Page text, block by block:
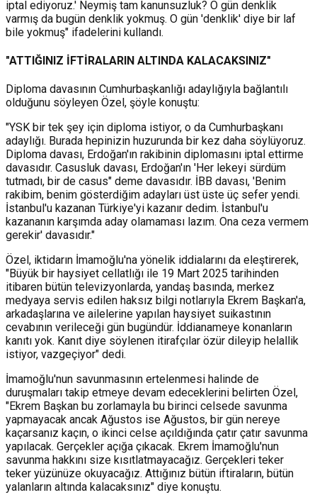
iptal ediyoruz.' Neymiş tam kanunsuzluk? O gün denklik
varmış da bugün denklik yokmuş. O gün 'denklik' diye bir laf
bile yokmuş" ifadelerini kullandı.
"ATTIĞINIZ İFTİRALARIN ALTINDA KALACAKSINIZ"
Diploma davasının Cumhurbaşkanlığı adaylığıyla bağlantılı
olduğunu söyleyen Özel, şöyle konuştu:
"YSK bir tek şey için diploma istiyor, o da Cumhurbaşkanı
adaylığı. Burada hepinizin huzurunda bir kez daha söylüyoruz.
Diploma davası, Erdoğan'ın rakibinin diplomasını iptal ettirme
davasıdır. Casusluk davası, Erdoğan'ın 'Her lekeyi sürdüm
tutmadı, bir de casus" deme davasıdır. İBB davası, 'Benim
rakibim, benim gösterdiğim adayları üst üste üç sefer yendi.
İstanbul'u kazanan Türkiye'yi kazanır dedim. İstanbul'u
kazananın karşımda aday olamaması lazım. Ona ceza vermem
gerekir' davasıdır."
Özel, iktidarın İmamoğlu'na yönelik iddialarını da eleştirerek,
"Büyük bir haysiyet cellatlığı ile 19 Mart 2025 tarihinden
itibaren bütün televizyonlarda, yandaş basında, merkez
medyaya servis edilen haksız bilgi notlarıyla Ekrem Başkan'a,
arkadaşlarına ve ailelerine yapılan haysiyet suikastının
cevabının verileceği gün bugündür. İddianameye konanların
kanıtı yok. Kanıt diye söylenen itirafçılar özür dileyip helallik
istiyor, vazgeçiyor" dedi.
İmamoğlu'nun savunmasının ertelenmesi halinde de
duruşmaları takip etmeye devam edeceklerini belirten Özel,
"Ekrem Başkan bu zorlamayla bu birinci celsede savunma
yapmayacak ancak Ağustos ise Ağustos, bir gün nereye
kaçarsanız kaçın, o ikinci celse açıldığında çatır çatır savunma
yapılacak. Gerçekler açığa çıkacak. Ekrem İmamoğlu'nun
savunma hakkını size kısıtlatmayacağız. Gerçekleri teker
teker yüzünüze okuyacağız. Attığınız bütün iftiraların, bütün
yalanların altında kalacaksınız" diye konuştu.